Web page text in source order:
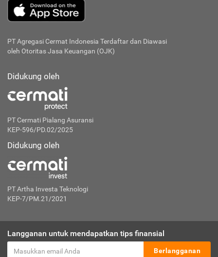
PT Agregasi Cermat Indonesia Terdaftar dan Diawasi
oleh Otoritas Jasa Keuangan (OJK)
Didukung oleh
PT Cermati Pialang Asuransi
KEP-596/PD.02/2025
Didukung oleh
PT Artha Investa Teknologi
KEP-7/PM.21/2021
Langganan untuk mendapatkan tips finansial
Berlangganan